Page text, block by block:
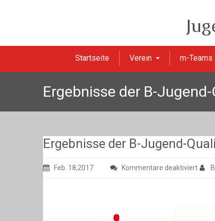
Startseite Verein m-Teams
Ergebnisse der B-
Ergebnisse der B-Jugend-
Feb. 18,2017 Kommentare deaktiviertfür